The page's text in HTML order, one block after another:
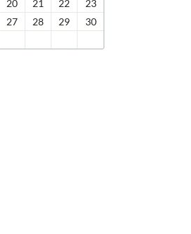
20 21 22
23
27 28 29
30